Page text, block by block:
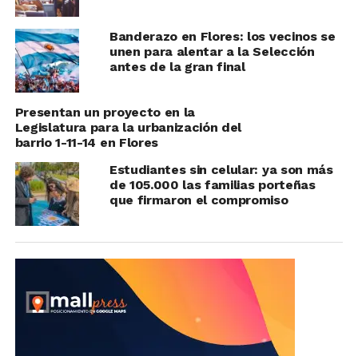
Banderazo en Flores: los vecinos se
unen para alentar a la Selección
antes de la gran final
Presentan un proyecto en la
Legislatura para la urbanización del
barrio 1-11-14 en Flores
Estudiantes sin celular: ya son más
de 105.000 las familias porteñas
que firmaron el compromiso